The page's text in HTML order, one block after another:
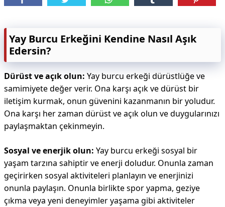
Yay Burcu Erkeğini Kendine Nasıl Aşık
Edersin?
Dürüst ve açık olun: Yay burcu erkeği dürüstlüğe ve
samimiyete değer verir. Ona karşı açık ve dürüst bir
iletişim kurmak, onun güvenini kazanmanın bir yoludur.
Ona karşı her zaman dürüst ve açık olun ve duygularınızı
paylaşmaktan çekinmeyin.
Sosyal ve enerjik olun: Yay burcu erkeği sosyal bir
yaşam tarzına sahiptir ve enerji doludur. Onunla zaman
geçirirken sosyal aktiviteleri ​​planlayın ve enerjinizi
onunla paylaşın. Onunla birlikte spor yapma, geziye
çıkma veya yeni deneyimler yaşama gibi aktiviteler